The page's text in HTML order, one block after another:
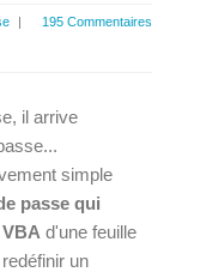
195 Commentaires
|
il arrive
simple
passe qui
d'une feuille
un